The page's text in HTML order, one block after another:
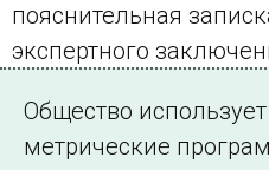
пояснительная
экспертного
ТК 016 / Разработка
Общество
метрические